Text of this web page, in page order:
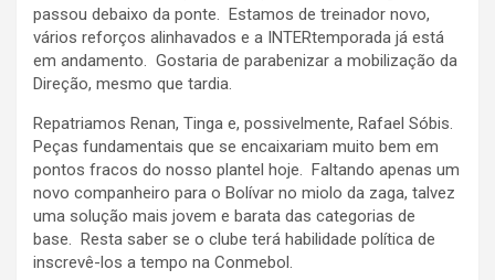
passou debaixo da ponte. Estamos de treinador novo,
vários reforços alinhavados e a INTERtemporada já está
em andamento. Gostaria de parabenizar a mobilização da
Direção, mesmo que tardia.
Repatriamos Renan, Tinga e, possivelmente, Rafael Sóbis.
Peças fundamentais que se encaixariam muito bem em
pontos fracos do nosso plantel hoje. Faltando apenas um
novo companheiro para o Bolívar no miolo da zaga, talvez
uma solução mais jovem e barata das categorias de
base. Resta saber se o clube terá habilidade política de
inscrevê-los a tempo na Conmebol.